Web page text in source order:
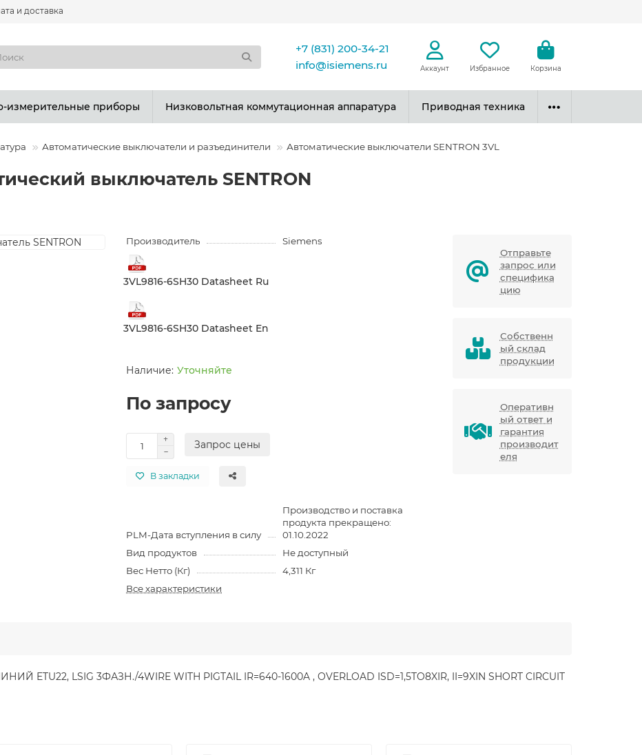
и доставка
+7 (831) 200-34-21
info@isiemens.ru
Аккаунт Избранное Корзина
измерительные приборы Низковольтная коммутационная аппаратура Приводная техника
Автоматические выключатели и разъединители Автоматические выключатели SENTRON 3VL
выключатель SENTRON
Производитель Siemens
3VL9816-6SH30 Datasheet Ru
3VL9816-6SH30 Datasheet En
Уточняйте
По запросу
Запрос цены
В закладки
PLM-Дата вступления в силу
Производство и поставка
продукта прекращено:
01.10.2022
Вид продуктов
Не доступный
Вес Нетто (Кг)
4,311 Кг
Все характеристики
Отправьте
запрос или
специфика
цию
Собственн
ый склад
продукции
Оперативн
ый ответ и
гарантия
производит
еля
LSIG 3ФАЗН./4WIRE WITH PIGTAIL IR=640-1600A , OVERLOAD ISD=1,5TO8XIR, II=9XIN SHORT CIRCUIT